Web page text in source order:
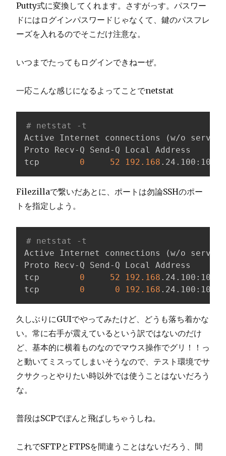
Putty式に変換してくれます。さすがっす。パスワー
ドにはログインパスワードじゃなくて、鍵のパスフレ
ーズを入れるのでそこだけ注意な。
いつまでたってもログインできねーぜ。
一応こんな感じになるよってことでnetstat
# netstat -t
Active Internet connections
(w/o servers
Proto Recv-Q Send-Q Local
tcp 0 52 192.168
Filezillaで繋いだあとに、ポートは勿論SSHのポー
トを指定しよう。
# netstat -t
Active Internet connections
(w/o servers
Proto Recv-Q Send-Q Local
tcp 0 52 192.168
tcp 0 0 192.168
久しぶりにGUIでやってみたけど、どうも落ち着かな
い。常に右手が震えているという訳ではないのだけ
ど、基本的に横着ものなのでマウス操作でグリ！！っ
と動いてミスってしまいそうなので、テスト環境でサ
クサクっとやりたい時以外では使うことはないだろう
な。
普段はSCPでぽんと飛ばしちゃうしね。
これでSFTPとFTPSを間違うことはないだろう、間